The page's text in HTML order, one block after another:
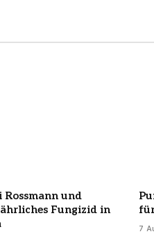
und
Fungizid in
7